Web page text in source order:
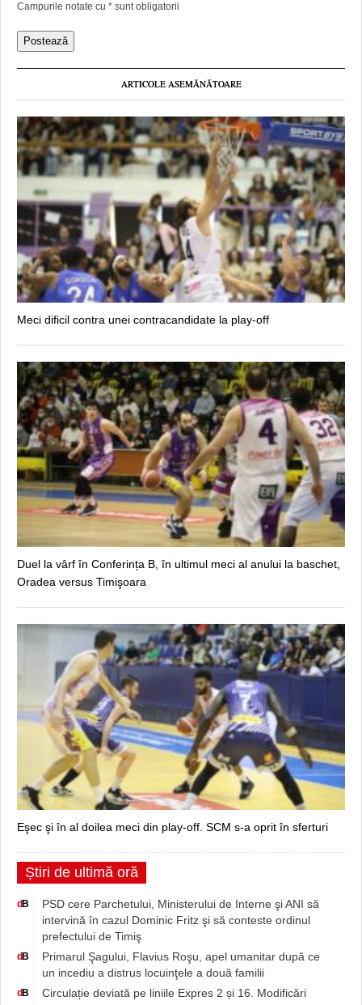
Campurile notate cu * sunt obligatorii
ARTICOLE ASEMĂNĂTOARE
Meci dificil contra unei contracandidate la play-off
Duel la vârf în Conferința B, în ultimul meci al anului la baschet,
Oradea versus Timişoara
Eşec şi în al doilea meci din play-off. SCM s-a oprit în sferturi
Știri de ultimă oră
dB
PSD cere Parchetului, Ministerului de Interne şi ANI să
intervină în cazul Dominic Fritz şi să conteste ordinul
prefectului de Timiş
dB
Primarul Şagului, Flavius Roşu, apel umanitar după ce
un incediu a distrus locuinţele a două familii
dB
Circulație deviată pe liniile Expres 2 și 16. Modificări